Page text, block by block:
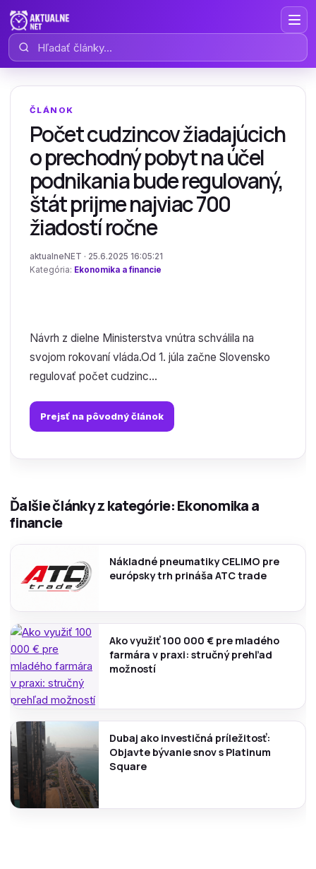
Hľadať články
ČLÁNOK
Počet cudzincov žiadajúcich
o prechodný pobyt na účel
podnikania bude regulovaný,
štát prijme najviac 700
žiadostí ročne
aktualneNET · 25.6.2025 16:05:21
Kategória: Ekonomika a financie
Návrh z dielne Ministerstva vnútra schválila na
svojom rokovaní vláda.Od 1. júla začne Slovensko
regulovať počet cudzinc...
Prejsť na pôvodný článok
Ďalšie články z kategórie: Ekonomika a
financie
Nákladné pneumatiky CELIMO pre
európsky trh prináša ATC trade
Ako využiť 100 000 € pre mladého
farmára v praxi: stručný prehľad
možností
Dubaj ako investičná príležitosť:
Objavte bývanie snov s Platinum
Square